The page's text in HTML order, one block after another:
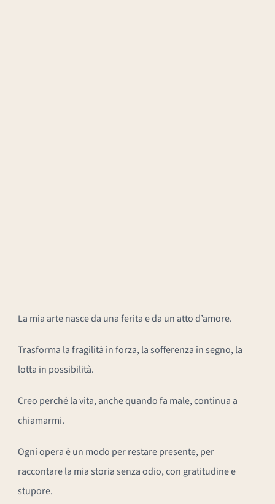
La mia arte nasce da una ferita e da un atto d’amore.
Trasforma la fragilità in forza, la sofferenza in segno, la
lotta in possibilità.
Creo perché la vita, anche quando fa male, continua a
chiamarmi.
Ogni opera è un modo per restare presente, per
raccontare la mia storia senza odio, con gratitudine e
stupore.